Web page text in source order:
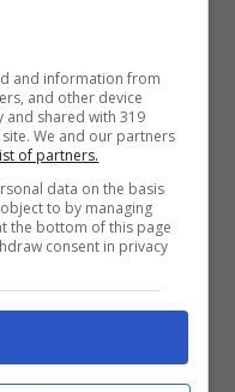
voi un pensiero:
Abbiate cura
di loro”.
and information from
and other device
and shared with 319
We and our partners
of partners.
data on the basis
to by managing
the bottom of this page
consent in privacy